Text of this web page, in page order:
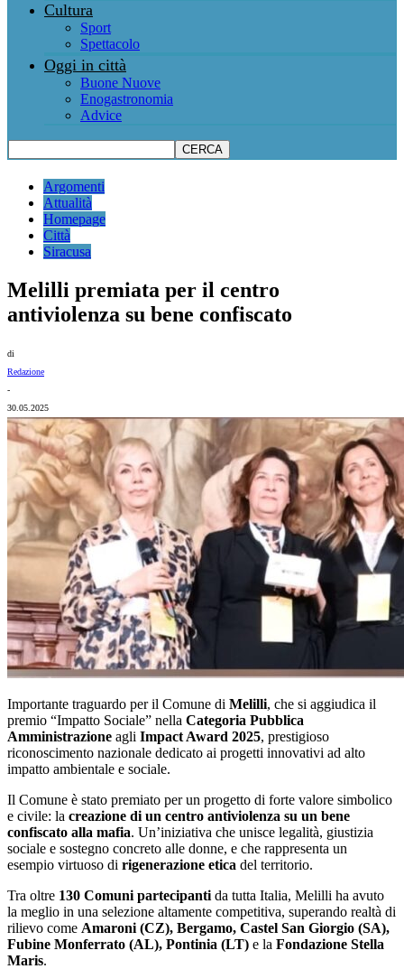
Cultura
Sport
Spettacolo
Oggi in città
Buone Nuove
Enogastronomia
Advice
Argomenti
Attualità
Homepage
Città
Siracusa
Melilli premiata per il centro
antiviolenza su bene confiscato
di
Redazione
-
30.05.2025
Importante traguardo per il Comune di Melilli, che si aggiudica il
premio “Impatto Sociale” nella Categoria Pubblica
Amministrazione agli Impact Award 2025, prestigioso
riconoscimento nazionale dedicato ai progetti innovativi ad alto
impatto ambientale e sociale.
Il Comune è stato premiato per un progetto di forte valore simbolico
e civile: la creazione di un centro antiviolenza su un bene
confiscato alla mafia. Un’iniziativa che unisce legalità, giustizia
sociale e sostegno concreto alle donne, e che rappresenta un
esempio virtuoso di rigenerazione etica del territorio.
Tra oltre 130 Comuni partecipanti da tutta Italia, Melilli ha avuto
la meglio in una selezione altamente competitiva, superando realtà di
rilievo come Amaroni (CZ), Bergamo, Castel San Giorgio (SA),
Fubine Monferrato (AL), Pontinia (LT) e la Fondazione Stella
Maris.